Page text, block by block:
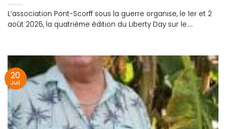
L’association Pont-Scorff sous la guerre organise, le 1er et 2
août 2026, la quatrième édition du Liberty Day sur le....
20
Juil